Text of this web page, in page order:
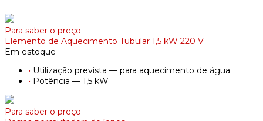
Para saber o preço
Elemento de Aquecimento Tubular 1,5 kW 220 V
Em estoque
• Utilização prevista — para aquecimento de água
• Potência — 1,5 kW
Para saber o preço